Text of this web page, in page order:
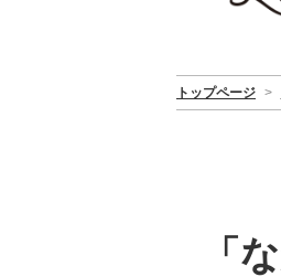
トップページ >
「